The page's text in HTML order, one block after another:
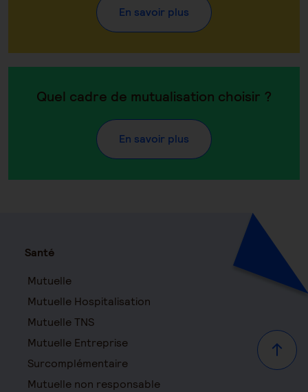
En savoir plus
Quel cadre de mutualisation choisir ?
En savoir plus
Haut
Santé
Mutuelle
Mutuelle Hospitalisation
Mutuelle TNS
Mutuelle Entreprise
Surcomplémentaire
Mutuelle non responsable